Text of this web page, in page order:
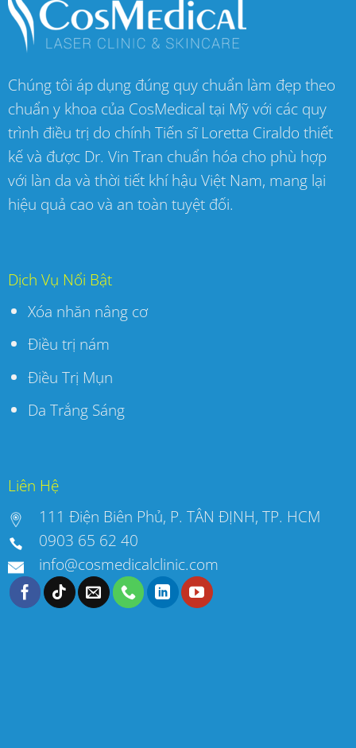
Chúng tôi áp dụng đúng quy chuẩn làm đẹp theo
chuẩn y khoa của CosMedical tại Mỹ với các quy
trình điều trị do chính Tiến sĩ Loretta Ciraldo thiết
kế và được Dr. Vin Tran chuẩn hóa cho phù hợp
với làn da và thời tiết khí hậu Việt Nam, mang lại
hiệu quả cao và an toàn tuyệt đối.
Dịch Vụ Nổi Bật
Xóa nhăn nâng cơ
Điều trị nám
Điều Trị Mụn
Da Trắng Sáng
Liên Hệ
111 Điện Biên Phủ, P. TÂN ĐỊNH, TP. HCM
0903 65 62 40
info@cosmedicalclinic.com